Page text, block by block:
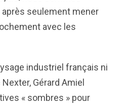
seulement mener
avec les
industriel français ni
Gérard Amiel
« sombres » pour